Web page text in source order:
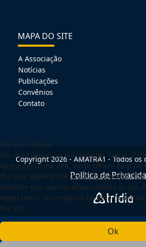
MAPA DO SITE
A Associação
Notícias
Publicações
Convênios
Contato
Copyright 2026 - AMATRA1 - Todos
Política de
We use cookies
We use cookies on our website. Some of
operation of the site, while others help us
the user experience (tracking cookies).
whether you want to allow cookies or not.
reject them, you may not be able to use
the site.
Ok